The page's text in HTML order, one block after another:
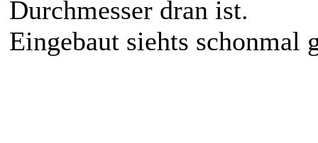
Durchmesser dran ist.
Eingebaut siehts schonmal